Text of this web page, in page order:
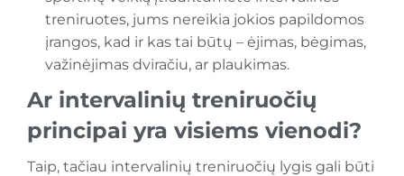
treniruotes, jums nereikia jokios papildomos
įrangos, kad ir kas tai būtų – ėjimas, bėgimas,
važinėjimas dviračiu, ar plaukimas.
Ar intervalinių treniruočių
principai yra visiems vienodi?
Taip, tačiau intervalinių treniruočių lygis gali būti